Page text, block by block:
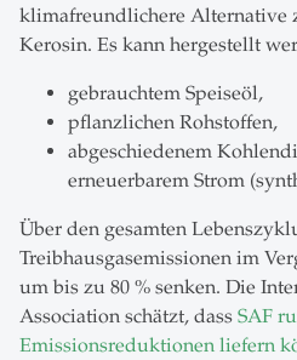
klimafreundlichere Alternative
Kerosin. Es kann hergestellt
gebrauchtem Speiseöl,
pflanzlichen Rohstoffen,
abgeschiedenem
erneuerbarem Strom
Über den gesamten
Treibhausgasemissionen im
um bis zu 80 % senken. Die
Association schätzt, dass SAF
Emissionsreduktionen liefern